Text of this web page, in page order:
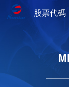
股票代碼